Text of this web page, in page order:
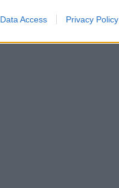
Data Access Privacy Policy